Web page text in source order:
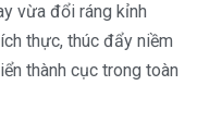
vừa đổi ráng kỉnh
thực, thúc đẩy niềm
thành cục trong toàn